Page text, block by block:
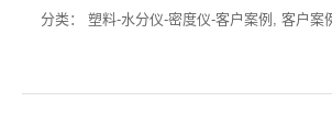
分类： 塑料-水分仪-密度仪-客户案例 , 客户案